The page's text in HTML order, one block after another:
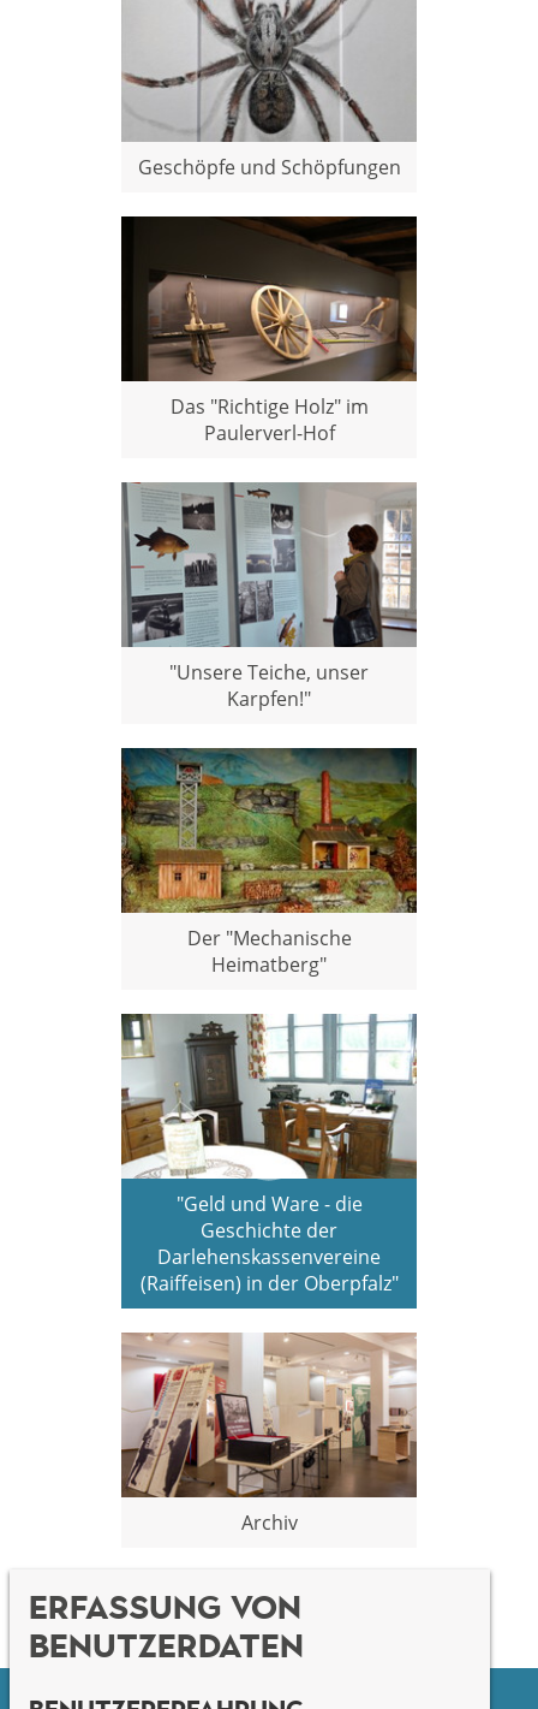
Erfassung von
Benutzerdaten
Geschöpfe und Schöpfungen
Das "Richtige Holz" im
Paulerverl-Hof
"Unsere Teiche, unser
Karpfen!"
Der "Mechanische
Heimatberg"
"Geld und Ware - die
Geschichte der
Darlehenskassenvereine
(Raiffeisen) in der Oberpfalz"
Archiv